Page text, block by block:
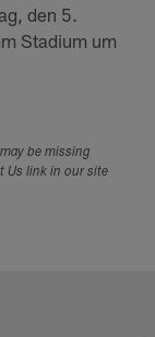
den 5.
Stadium um
be missing
Us link in our site